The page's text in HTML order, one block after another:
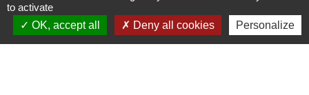
Communauté Communes du Pays Phalsbourg
to activate
OK, accept all
Deny all cookies Personalize